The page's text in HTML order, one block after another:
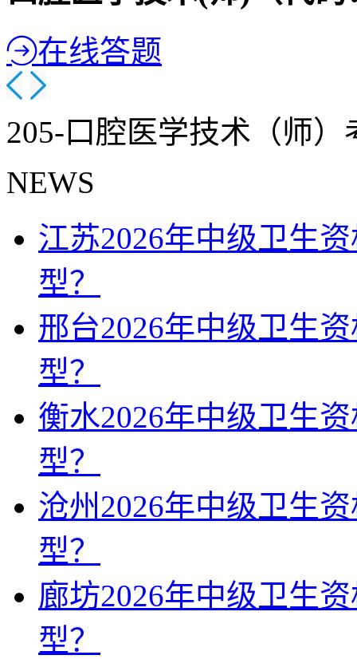
在线答题
205-口腔医学技术（师）
NEWS
江苏2026年中级卫生
型？
邢台2026年中级卫生
型？
衡水2026年中级卫生
型？
沧州2026年中级卫生
型？
廊坊2026年中级卫生
型？